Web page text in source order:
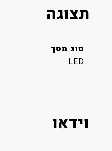
תצוגה
סוג מסך
LED
וידאו